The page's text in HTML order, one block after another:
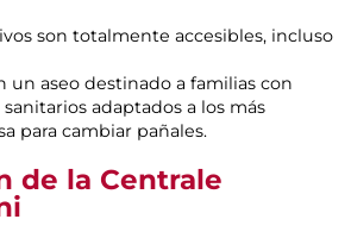
son totalmente accesibles, incluso
un aseo destinado a familias con
adaptados a los más
para cambiar pañales.
de la Centrale